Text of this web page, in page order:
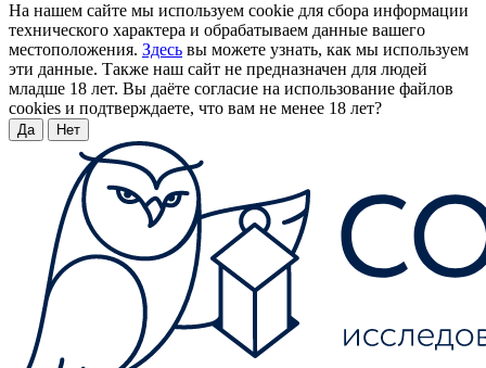
На нашем сайте мы используем cookie для сбора информации
технического характера и обрабатываем данные вашего
местоположения. Здесь вы можете узнать, как мы используем
эти данные. Также наш сайт не предназначен для людей
младше 18 лет. Вы даёте согласие на использование файлов
cookies и подтверждаете, что вам не менее 18 лет?
Да Нет